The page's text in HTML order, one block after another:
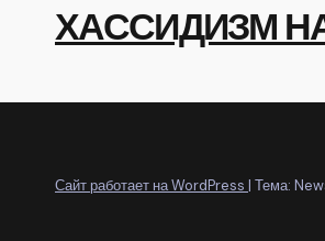
ХАССИДИЗМ
Сайт работает на WordPress | Тема: